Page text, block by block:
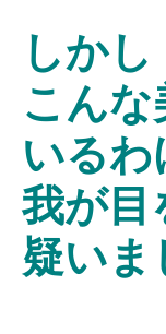
しかし
こん
いるわ
我が目
疑いま